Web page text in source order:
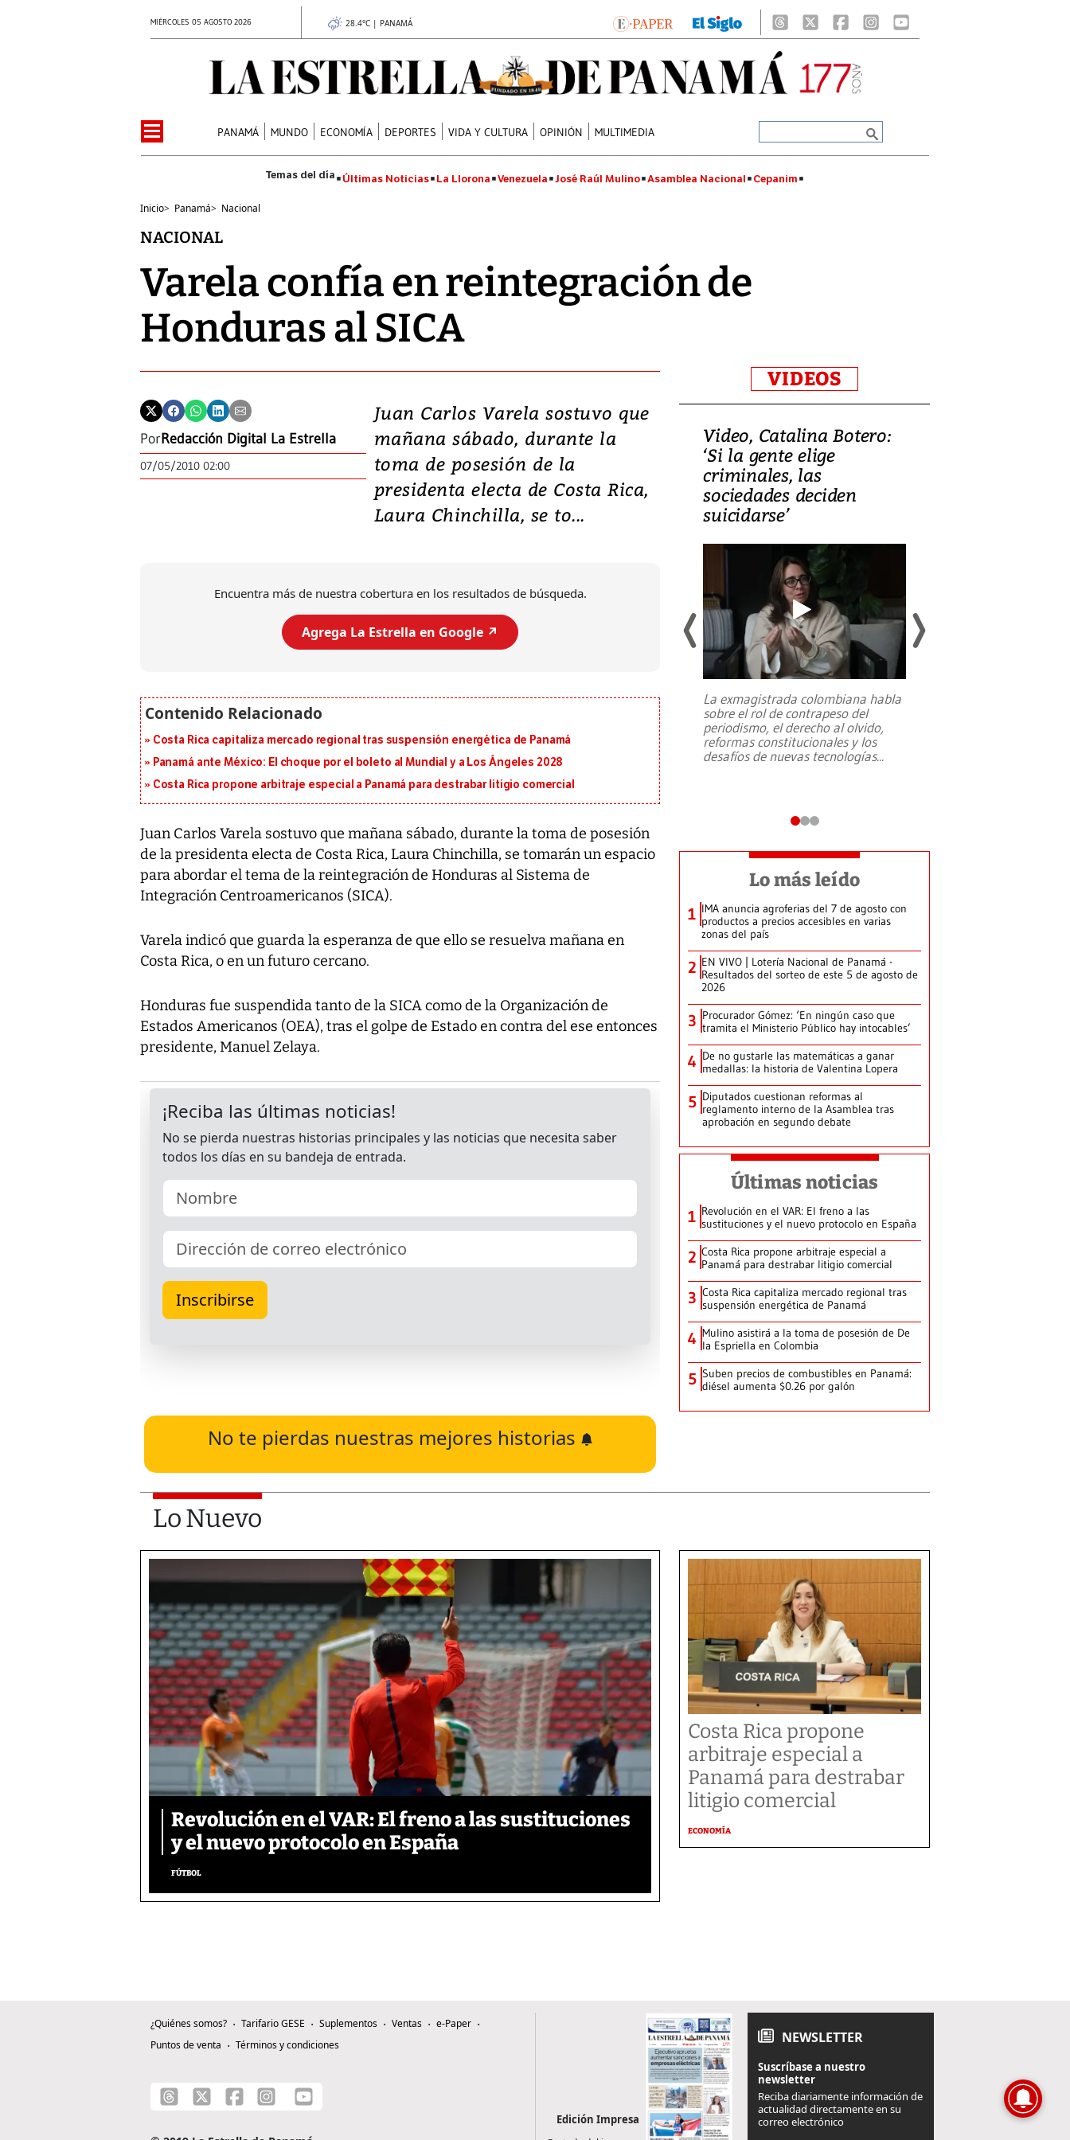
MIÉRCOLES 05 AGOSTO 2026 28.4°C | PANAMÁ
PANAMÁ MUNDO ECONOMÍA DEPORTES VIDA Y CULTURA OPINIÓN MULTIMEDIA
Últimas Noticias La Llorona Venezuela José Raúl Mulino Asamblea Nacional Cepanim
Inicio> Panamá> Nacional
NACIONAL
Varela confía en reintegración de
Honduras al SICA
PorRedacción Digital La Estrella
07/05/2010 02:00
Juan Carlos Varela sostuvo que
mañana sábado, durante la
toma de posesión de la
presidenta electa de Costa Rica,
Laura Chinchilla, se to...
Encuentra más de nuestra cobertura en los resultados de búsqueda.
Agrega La Estrella en Google ↗️
Costa Rica capitaliza mercado regional tras suspensión energética de Panamá
Panamá ante México: El choque por el boleto al Mundial y a Los Ángeles 2028
Costa Rica propone arbitraje especial a Panamá para destrabar litigio comercial
Juan Carlos Varela sostuvo que mañana sábado, durante la toma de posesión
de la presidenta electa de Costa Rica, Laura Chinchilla, se tomarán un espacio
para abordar el tema de la reintegración de Honduras al Sistema de
Integración Centroamericanos (SICA).
Varela indicó que guarda la esperanza de que ello se resuelva mañana en
Costa Rica, o en un futuro cercano.
Honduras fue suspendida tanto de la SICA como de la Organización de
Estados Americanos (OEA), tras el golpe de Estado en contra del ese entonces
presidente, Manuel Zelaya.
No te pierdas nuestras mejores historias
VIDEOS
Video, Japón: Terremoto
deja heridos y graves
daños en Kumamoto
al sur de Japón, provocando una
Video, Catalina Botero:
‘Si la gente elige
criminales, las
sociedades deciden
suicidarse’
La exmagistrada colombiana habla
sobre el rol de contrapeso del
periodismo, el derecho al olvido,
reformas constitucionales y los
desafíos de nuevas tecnologías...
Lo más leído
1 IMA anuncia agroferias del 7 de agosto con
productos a precios accesibles en varias
zonas del país
2 EN VIVO | Lotería Nacional de Panamá -
Resultados del sorteo de este 5 de agosto de
2026
3 Procurador Gómez: ‘En ningún caso que
tramita el Ministerio Público hay intocables’
4 De no gustarle las matemáticas a ganar
medallas: la historia de Valentina Lopera
5 Diputados cuestionan reformas al
reglamento interno de la Asamblea tras
aprobación en segundo debate
Últimas noticias
1 Revolución en el VAR: El freno a las
sustituciones y el nuevo protocolo en España
2 Costa Rica propone arbitraje especial a
Panamá para destrabar litigio comercial
3 Costa Rica capitaliza mercado regional tras
suspensión energética de Panamá
4 Mulino asistirá a la toma de posesión de De
la Espriella en Colombia
5 Suben precios de combustibles en Panamá:
diésel aumenta $0.26 por galón
Lo Nuevo
Revolución en el VAR: El freno a las sustituciones
y el nuevo protocolo en España
FÚTBOL
Costa Rica propone
arbitraje especial a
Panamá para destrabar
litigio comercial
ECONOMÍA
¿Quiénes somos? Tarifario GESE Suplementos Ventas
e-Paper
Puntos de venta
Términos y condiciones
Edición Impresa
NEWSLETTER
Suscríbase a nuestro
newsletter
Reciba diariamente información de
actualidad directamente en su
correo electrónico